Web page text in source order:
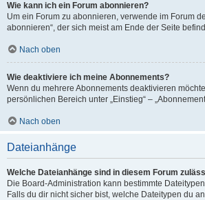
Wie kann ich ein Forum abonnieren?
Um ein Forum zu abonnieren, verwende im Forum
abonnieren“, der sich meist am Ende der Seite
Nach oben
Wie deaktiviere ich meine Abonnements?
Wenn du mehrere Abonnements deaktivieren
persönlichen Bereich unter „Einstieg“ –
Nach oben
Dateianhänge
Welche Dateianhänge sind in diesem Forum
Die Board-Administration kann bestimmte
Falls du dir nicht sicher bist, welche Dateitypen du